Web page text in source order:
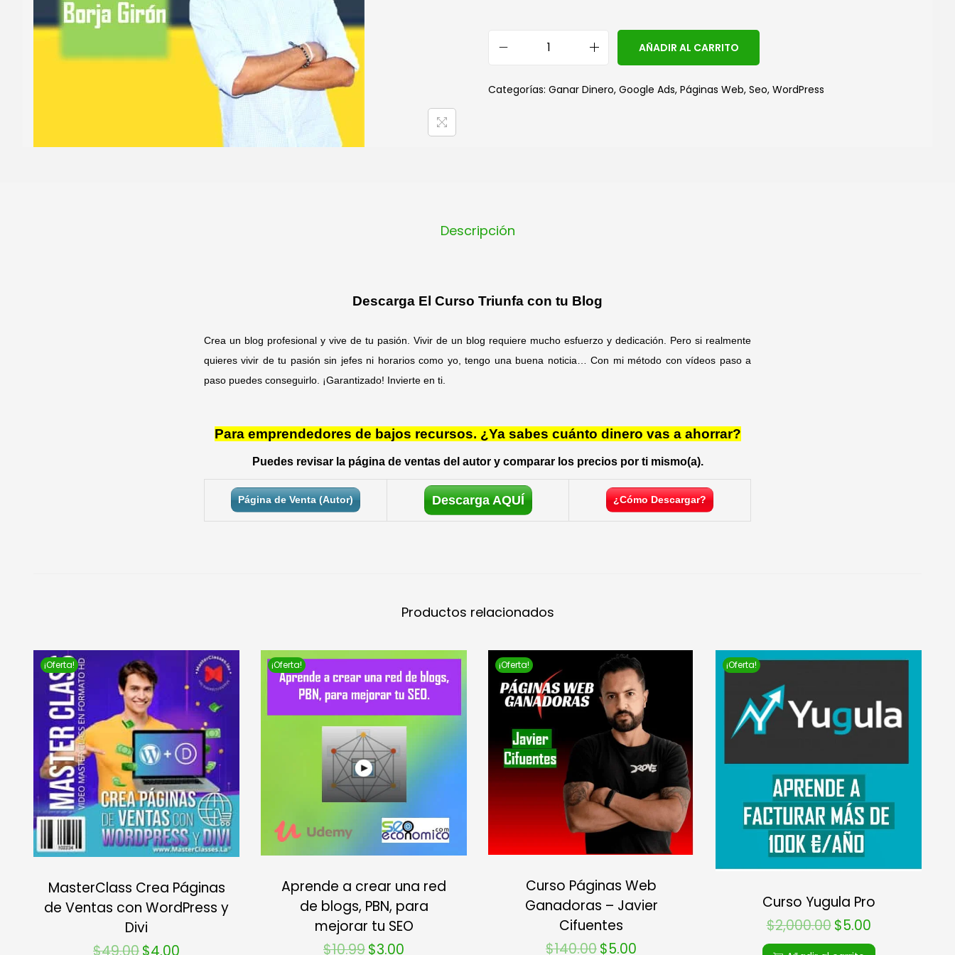
AÑADIR AL CARRITO
Categorías: Ganar Dinero, Google Ads, Páginas Web, Seo, WordPress
Descripción
Descarga El Curso Triunfa con tu Blog
Crea un blog profesional y vive de tu pasión. Vivir de un blog requiere mucho esfuerzo y dedicación. Pero si realmente
quieres vivir de tu pasión sin jefes ni horarios como yo, tengo una buena noticia… Con mi método con vídeos paso a
paso puedes conseguirlo. ¡Garantizado! Invierte en ti.
Para emprendedores de bajos recursos. ¿Ya sabes cuánto dinero vas a ahorrar?
Puedes revisar la página de ventas del autor y comparar los precios por ti mismo(a).
Página de Venta (Autor) Descarga AQUÍ ¿Cómo Descargar?
Productos relacionados
¡Oferta!
MasterClass Crea Páginas
de Ventas con WordPress y
Divi
$49.00$4.00
¡Oferta!
Aprende a crear una red
de blogs, PBN, para
mejorar tu SEO
$10.99$3.00
¡Oferta!
Curso Páginas Web
Ganadoras – Javier
Cifuentes
$140.00$5.00
¡Oferta!
Curso Yugula Pro
$2,000.00 $5.00